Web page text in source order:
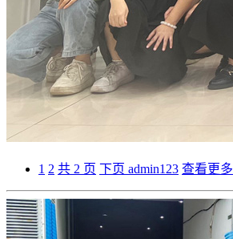
1 2 共 2 页 下页 admin123 查看更多